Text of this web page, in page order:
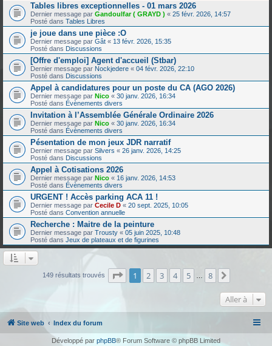
Tables libres exceptionnelles - 01 mars 2026
Dernier message par Gandoulfar ( GRAYD ) « 25 févr. 2026, 14:57
Posté dans Tables Libres
je joue dans une pièce :O
Dernier message par Gât « 13 févr. 2026, 15:35
Posté dans Discussions
[Offre d'emploi] Agent d'accueil (Stbar)
Dernier message par Nockjedere « 04 févr. 2026, 22:10
Posté dans Discussions
Appel à candidatures pour un poste du CA (AGO 2026)
Dernier message par Nico « 30 janv. 2026, 16:34
Posté dans Évènements divers
Invitation à l’Assemblée Générale Ordinaire 2026
Dernier message par Nico « 30 janv. 2026, 16:34
Posté dans Évènements divers
Pésentation de mon jeux JDR narratif
Dernier message par Silvers « 26 janv. 2026, 14:25
Posté dans Discussions
Appel à Cotisations 2026
Dernier message par Nico « 16 janv. 2026, 14:53
Posté dans Évènements divers
URGENT ! Accès parking ACA 11 !
Dernier message par Cecile D « 20 sept. 2025, 10:05
Posté dans Convention annuelle
Recherche : Maitre de la peinture
Dernier message par Trousty « 05 juin 2025, 10:48
Posté dans Jeux de plateaux et de figurines
149 résultats trouvés Page sur8
1 2 3 4 5 8
Aller à
Site web Index du forum
Développé par phpBB® Forum Software © phpBB Limited